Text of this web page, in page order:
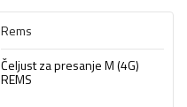
Rems
Čeljust za presanje M (4G)
REMS